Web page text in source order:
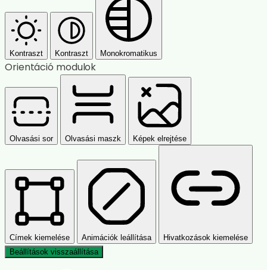
Kontraszt Kontraszt Monokromatikus
Orientáció modulok
Olvasási sor Olvasási maszk Képek elrejtése
Címek kiemelése Animációk leállítása
Hivatkozások kiemelése
Beállítások visszaállítása